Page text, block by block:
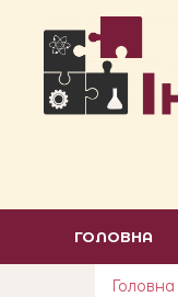
ГОЛОВНА
Головна